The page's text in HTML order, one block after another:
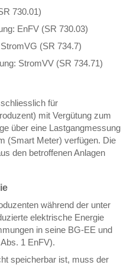
730.01)
EnFV (SR 730.03)
(SR 734.7)
StromVV (SR 734.71)
für
mit Vergütung zum
über eine Lastgangmessung
(Smart Meter) verfügen. Die
den betroffenen Anlagen
während der unter
elektrische Energie
in seine BG-EE und
1 EnFV).
speicherbar ist, muss der